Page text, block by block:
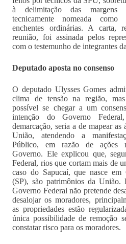
à delimitação das
tecnicamente nomeada
enchentes ordinárias. A carta,
reunião, foi assinada pelos
com o testemunho de integrantes
Deputado aposta no consenso
O deputado Ulysses Gomes
clima de tensão na região,
possível se chegar a um
intenção do Governo
demarcação, seria a de mapear as
União, atendendo a
Público, em razão de ações
Governo. Ele explicou que,
Federal, rios que cortam mais de
caso do Sapucaí, que nasce em
(SP), são patrimônios da União.
Governo Federal não pretende
desalojar os moradores,
as propriedades estão
única possibilidade de remoção
constatar risco para os moradores.